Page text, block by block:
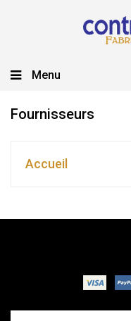
Menu
Fournisseurs
Accueil